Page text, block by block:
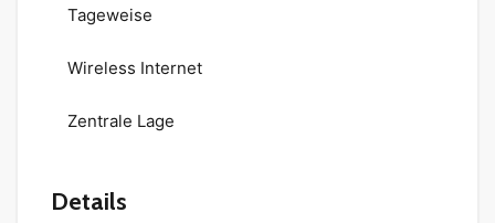
Tageweise
Wireless Internet
Zentrale Lage
Details